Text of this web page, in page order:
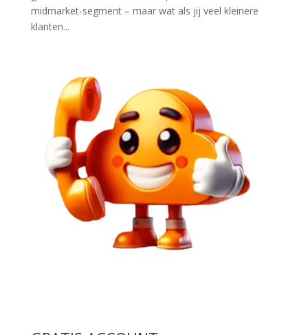
midmarket-segment – maar wat als jij veel kleinere
klanten...